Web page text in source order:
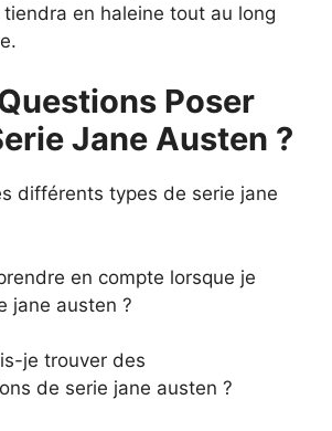
en haleine tout au long
Poser
Jane Austen ?
différents types de serie jane
en compte lorsque je
jane austen ?
je trouver des
de serie jane austen ?